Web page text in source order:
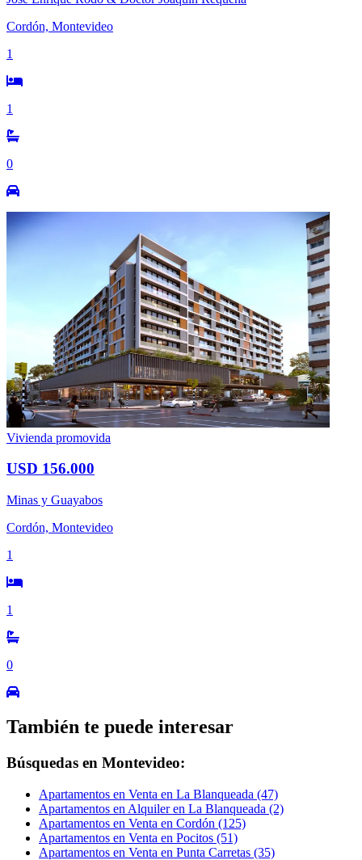
Cordón, Montevideo
1
1
0
Vivienda promovida
USD 156.000
Minas y Guayabos
Cordón, Montevideo
1
1
0
También te puede interesar
Búsquedas en Montevideo:
Apartamentos en Venta en La Blanqueada (47)
Apartamentos en Alquiler en La Blanqueada (2)
Apartamentos en Venta en Cordón (125)
Apartamentos en Venta en Pocitos (51)
Apartamentos en Venta en Punta Carretas (35)